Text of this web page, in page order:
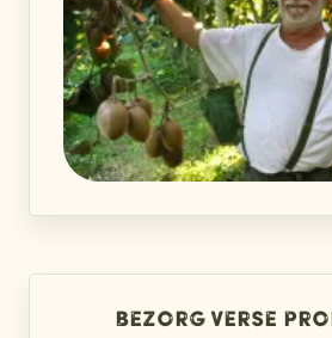
Bezorg verse